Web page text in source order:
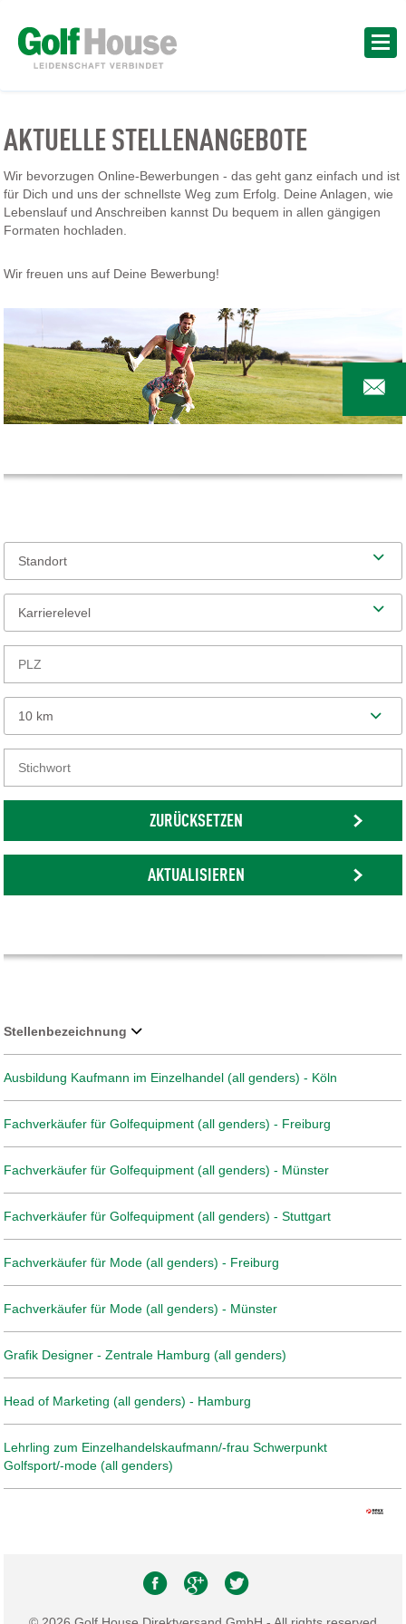
AKTUELLE STELLENANGEBOTE
Wir bevorzugen Online-Bewerbungen - das geht ganz einfach und ist
für Dich und uns der schnellste Weg zum Erfolg. Deine Anlagen, wie
Lebenslauf und Anschreiben kannst Du bequem in allen gängigen
Formaten hochladen.
Wir freuen uns auf Deine Bewerbung!
Standort
Karrierelevel
10 km
ZURÜCKSETZEN
AKTUALISIEREN
Stellenbezeichnung
Ausbildung Kaufmann im Einzelhandel (all genders) - Köln
Fachverkäufer für Golfequipment (all genders) - Freiburg
Fachverkäufer für Golfequipment (all genders) - Münster
Fachverkäufer für Golfequipment (all genders) - Stuttgart
Fachverkäufer für Mode (all genders) - Freiburg
Fachverkäufer für Mode (all genders) - Münster
Grafik Designer - Zentrale Hamburg (all genders)
Head of Marketing (all genders) - Hamburg
Lehrling zum Einzelhandelskaufmann/-frau Schwerpunkt
Golfsport/-mode (all genders)